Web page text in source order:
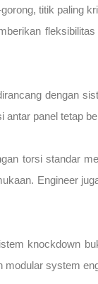
titik paling
dengan
panel tetap
torsi standar
Engineer
knockdown
system